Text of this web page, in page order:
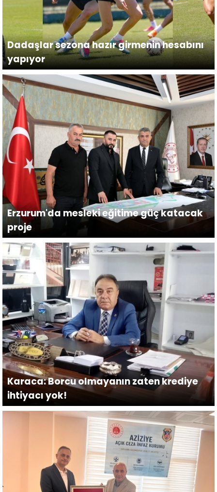
Dadaşlar sezona hazır girmenin hesabını
yapıyor
Erzurum'da mesleki eğitime güç katacak
proje
Karaca: Borcu olmayanın zaten krediye
ihtiyacı yok!